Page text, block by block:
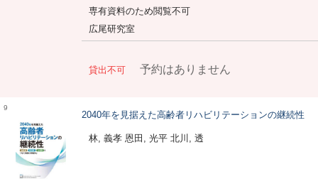
専有資料のため閲覧不可
広尾研究室
貸出不可 予約はありません
9
2040年を見据えた高齢者リハビリテーションの継続性
林, 義孝 恩田, 光平 北川, 透